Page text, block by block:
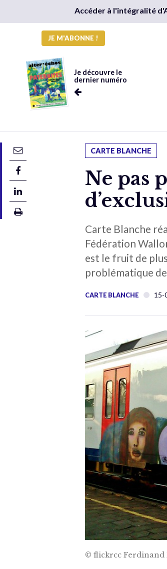
Accéder à l'intégralité
JE M'ABONNE !
Je découvre le
dernier numéro
CARTE BLANCHE
Ne pas
Carte Blanche
Fédération
est le fruit de
problématique
CARTE BLANCHE 15-
© flickrcc Ferdinand